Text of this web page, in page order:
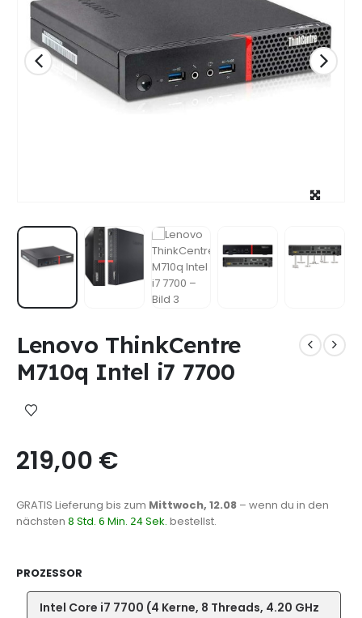
Lenovo ThinkCentre
M710q Intel i7 7700
219,00 €
GRATIS Lieferung bis zum Mittwoch, 12.08 – wenn du in den
nächsten 8 Std. 6 Min. 24 Sek. bestellst.
PROZESSOR
Intel Core i7 7700 (4 Kerne, 8 Threads, 4.20 GHz